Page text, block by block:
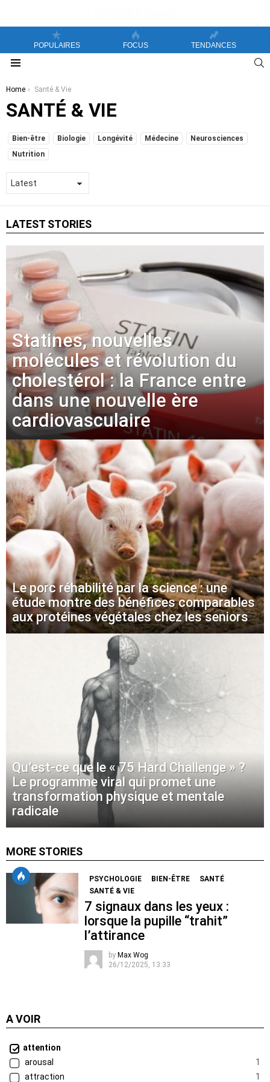
POPULAIRES FOCUS TENDANCES
You are here:
Home Santé & Vie
SANTÉ & VIE
SUBTERMS
Bien-être Biologie Longévité Médecine
Neurosciences
Nutrition
LATEST STORIES
Statines, nouvelles
molécules et révolution du
cholestérol : la France entre
dans une nouvelle ère
cardiovasculaire
Le porc réhabilité par la science : une
étude montre des bénéfices comparables
aux protéines végétales chez les seniors
Qu’est-ce que le « 75 Hard Challenge » ?
Le programme viral qui promet une
transformation physique et mentale
radicale
MORE STORIES
PSYCHOLOGIE BIEN-ÊTRE
SANTÉ
SANTÉ & VIE
7 signaux dans les yeux :
lorsque la pupille “trahit”
l’attirance
by Max Wog
26/12/2025, 13:33
A VOIR
attention
arousal
1
attraction
1